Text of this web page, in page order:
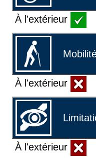
À l'extérieur
À l'extérieur
À l'extérieur